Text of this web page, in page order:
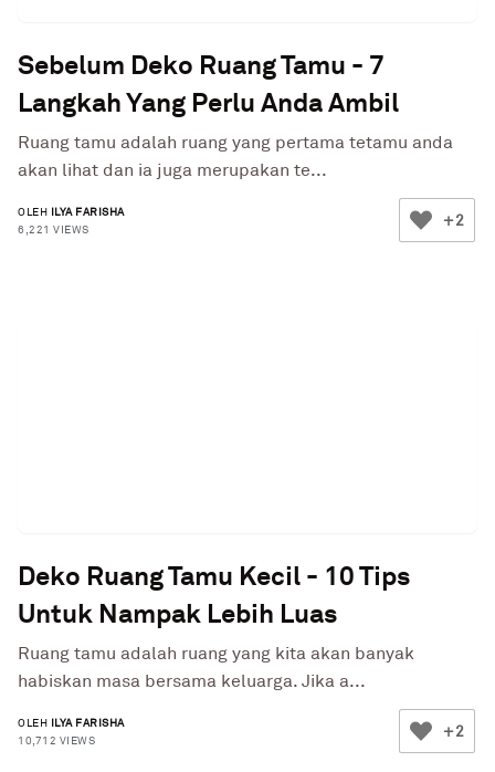
Sebelum Deko Ruang Tamu - 7
Langkah Yang Perlu Anda Ambil
Ruang tamu adalah ruang yang pertama tetamu anda
akan lihat dan ia juga merupakan te...
OLEH ILYA FARISHA
6,221 VIEWS
+2
Deko Ruang Tamu Kecil - 10 Tips
Untuk Nampak Lebih Luas
Ruang tamu adalah ruang yang kita akan banyak
habiskan masa bersama keluarga. Jika a...
OLEH ILYA FARISHA
10,712 VIEWS
+2